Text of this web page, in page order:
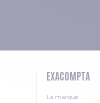
EXACOMPTA
La marque